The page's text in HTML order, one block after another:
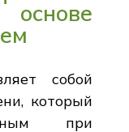
собой
который
при